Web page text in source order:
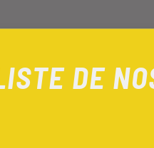
DE